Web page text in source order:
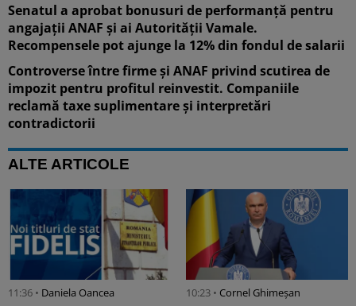
Senatul a aprobat bonusuri de performanță pentru
angajații ANAF și ai Autorității Vamale.
Recompensele pot ajunge la 12% din fondul de salarii
Controverse între firme și ANAF privind scutirea de
impozit pentru profitul reinvestit. Companiile
reclamă taxe suplimentare și interpretări
contradictorii
ALTE ARTICOLE
11:36 • Daniela Oancea 10:23 • Cornel Ghimeșan